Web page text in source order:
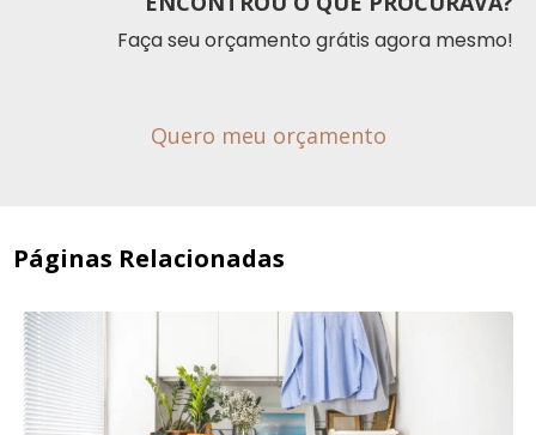
Faça seu orçamento grátis agora mesmo!
Quero meu orçamento
Páginas Relacionadas